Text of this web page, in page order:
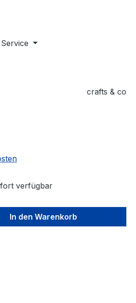
Service
crafts & co
verfügbar
gewünschten Wert
In den Warenkorb